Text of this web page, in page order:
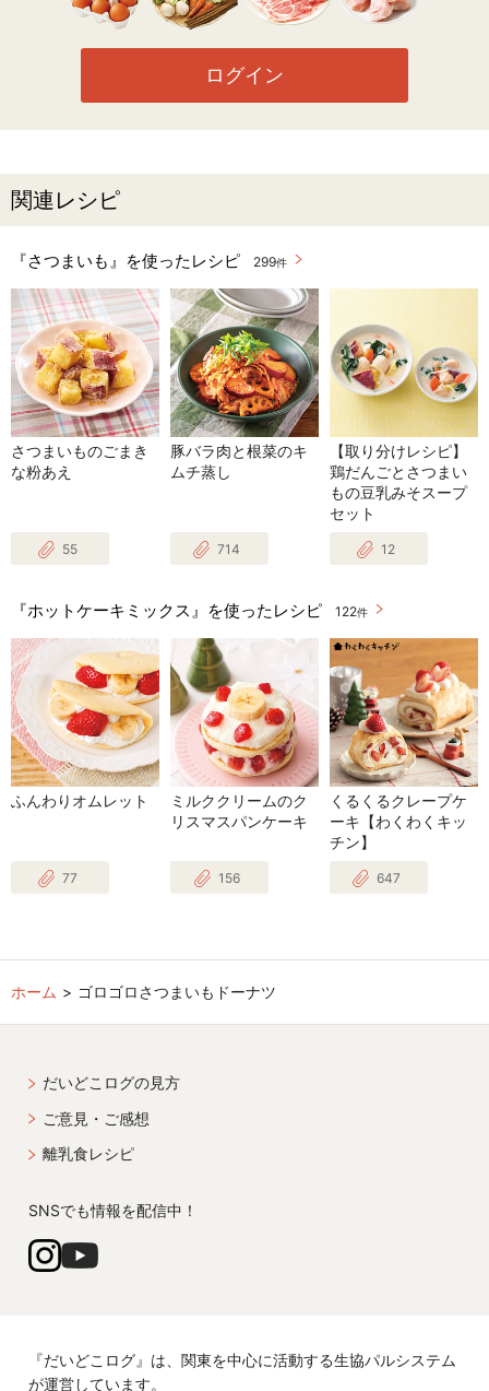
ログイン
関連レシピ
『さつまいも』を使ったレシピ 299件
さつまいものごまき
な粉あえ
55
豚バラ肉と根菜のキ
ムチ蒸し
714
【取り分けレシピ】
鶏だんごとさつまい
もの豆乳みそスープ
セット
12
『ホットケーキミックス』を使ったレシピ 122件
ふんわりオムレット
77
ミルククリームのク
リスマスパンケーキ
156
くるくるクレープケ
ーキ【わくわくキッ
チン】
647
ホーム ゴロゴロさつまいもドーナツ
だいどこログの見方
ご意見・ご感想
離乳食レシピ
SNSでも情報を配信中！
『だいどこログ』は、関東を中心に活動する生協パルシステム
が運営しています。